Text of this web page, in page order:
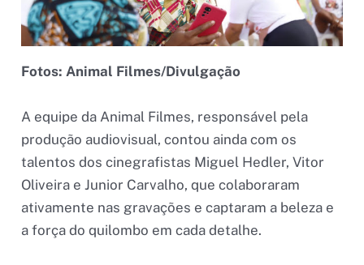
Fotos: Animal Filmes/Divulgação
A equipe da Animal Filmes, responsável pela
produção audiovisual, contou ainda com os
talentos dos cinegrafistas Miguel Hedler, Vitor
Oliveira e Junior Carvalho, que colaboraram
ativamente nas gravações e captaram a beleza e
a força do quilombo em cada detalhe.